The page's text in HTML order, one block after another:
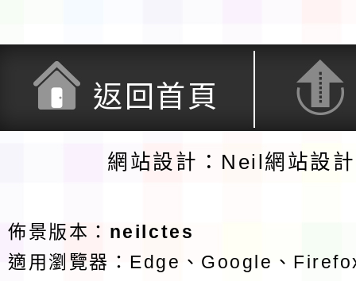
返回首頁
網站設計：Neil網站設
佈景版本： neilctes
適用瀏覽器：Edge、Google、